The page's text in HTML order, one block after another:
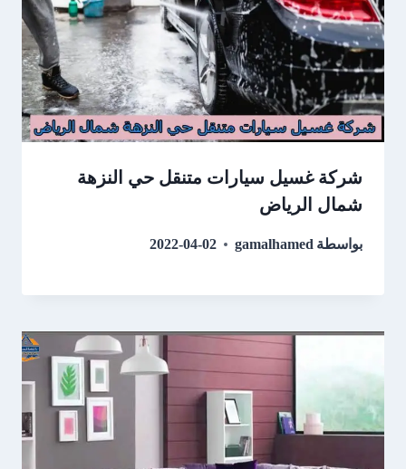
شركة غسيل سيارات متنقل حي النزهة
شمال الرياض
بواسطة gamalhamed
2022-04-02